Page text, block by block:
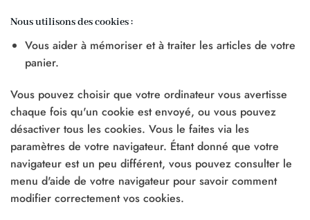
Nous utilisons des cookies :
Vous aider à mémoriser et à traiter les articles de votre
panier.
Vous pouvez choisir que votre ordinateur vous avertisse
chaque fois qu'un cookie est envoyé, ou vous pouvez
désactiver tous les cookies. Vous le faites via les
paramètres de votre navigateur. Étant donné que votre
navigateur est un peu différent, vous pouvez consulter le
menu d'aide de votre navigateur pour savoir comment
modifier correctement vos cookies.